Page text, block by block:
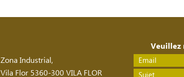
Zona Industrial,
Vila Flor 5360-300 VILA FLOR
Veuillez